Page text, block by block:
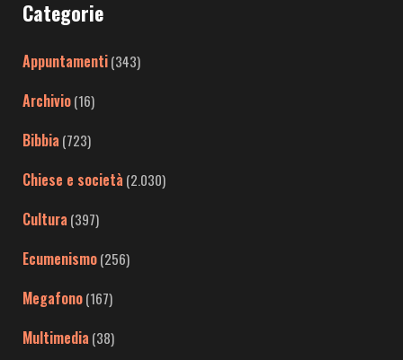
Categorie
Appuntamenti(343)
Archivio(16)
Bibbia (723)
Chiese e società (2.030)
Cultura (397)
Ecumenismo(256)
Megafono(167)
Multimedia (38)